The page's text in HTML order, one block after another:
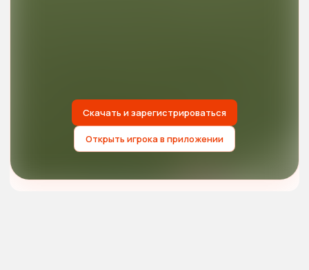
Скачать и зарегистрироваться
Открыть игрока в приложении